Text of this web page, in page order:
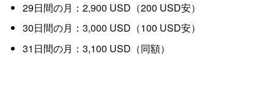
29日間の月：2,900 USD（200 USD安）
30日間の月：3,000 USD（100 USD安）
31日間の月：3,100 USD（同額）